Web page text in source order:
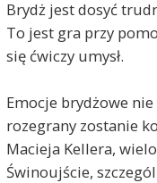
Brydż jest dosyć
To jest gra przy
się ćwiczy umysł.
Emocje brydżowe
rozegrany zostanie
Macieja Kellera,
Świnoujście,